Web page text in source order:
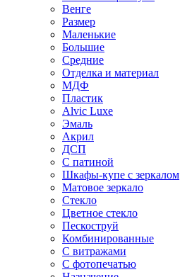
Венге
Размер
Маленькие
Большие
Средние
Отделка и материал
МДФ
Пластик
Alvic Luxe
Эмаль
Акрил
ДСП
С патиной
Шкафы-купе с зеркалом
Матовое зеркало
Стекло
Цветное стекло
Пескоструй
Комбинированные
С витражами
С фотопечатью